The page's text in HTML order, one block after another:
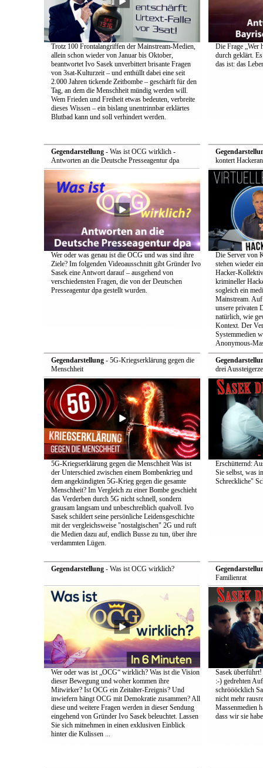
Trotz 100 Frontalangriffen der Mainstream-Medien,
allein schon wieder von Januar bis Oktober,
beantwortet Ivo Sasek unverbittert brisante Fragen
von 3sat-Kulturzeit – und enthüllt dabei eine seit
2.000 Jahren tickende Zeitbombe – geschärft für den
Tag, an dem die Menschheit mündig werden will.
Wem Frieden und Freiheit etwas bedeuten, verbreite
dieses Wissen – ein bislang unentrinnbar erklärtes
Blutbad kann und soll verhindert werden.
Die Frage „Wer
durch geklärt.
das ist: das
Gegendarstellung- Was ist OCG wirklich -
Antworten an die Deutsche Presseagentur dpa
Wer oder was genau ist die OCG und was sind ihre
Ziele? Im folgenden Videoausschnitt gibt Gründer Ivo
Sasek eine Antwort darauf – ausgehend von
verschiedensten Fragen, die von der Deutschen
Presseagentur dpa gestellt wurden.
kontert
Die Server von
stehen wieder
Hacker-
krimineller
sogleich ein
Mainstream. Auf
unsere privaten
natürlich, wie
Kontext. Der
Systemmedien
Anonymous-
Gegendarstellung- 5G-Kriegserklärung gegen die
Menschheit
5G-Kriegserklärung gegen die Menschheit Was ist
der Unterschied zwischen einem Bombenkrieg und
dem angekündigten 5G-Krieg gegen die gesamte
Menschheit? Im Vergleich zu einer Bombe geschieht
das Verderben durch 5G nicht schnell, sondern
grausam langsam und unbeschreiblich qualvoll. Ivo
Sasek schildert seine persönliche Leidensgeschichte
mit der vergleichsweise "nostalgischen" 2G und ruft
die Medien dazu auf, endlich Busse zu tun, über ihre
verdammten Lügen.
drei
Erschütternd:
Sie selbst, was
Schreckliche"
Gegendarstellung- Was ist OCG wirklich?
Wer oder was ist „OCG“ wirklich? Was ist die Vision
dieser Bewegung und woher kommen ihre
Mitwirker? Ist OCG ein Zeitalter-Ereignis? Und
inwiefern hängt OCG mit Demokratie zusammen? All
diese und weitere Fragen werden in dieser Sendung
eingehend von Gründer Ivo Sasek beleuchtet. Lassen
Sie sich mitnehmen in einen exklusiven Einblick
hinter die Kulissen ...
Familienrat
Sasek
:-) gedrehten
schröööcklich
nicht mehr
Massenmedien
dass wir sie